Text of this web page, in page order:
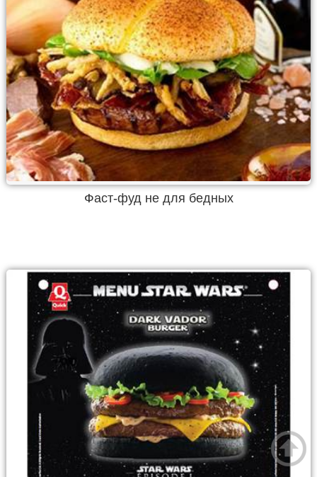
Фаст-фуд не для бедных